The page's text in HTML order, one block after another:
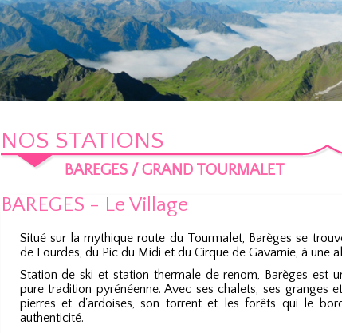
NOS STATIONS
BAREGES / GRAND TOURMALET
BAREGES - Le Village
Situé sur la mythique route du Tourmalet, Barèges se
de Lourdes, du Pic du Midi et du Cirque de Gavarnie, à une
Station de ski et station thermale de renom, Barèges est
pure tradition pyrénéenne. Avec ses chalets, ses granges
pierres et d'ardoises, son torrent et les forêts qui le
authenticité.